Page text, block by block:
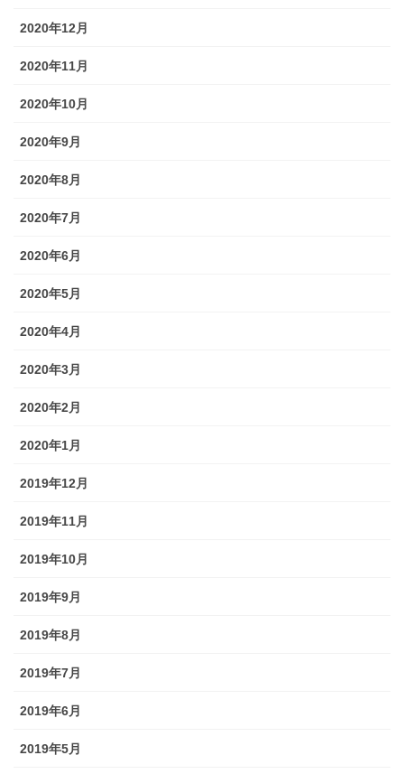
2020年12月
2020年11月
2020年10月
2020年9月
2020年8月
2020年7月
2020年6月
2020年5月
2020年4月
2020年3月
2020年2月
2020年1月
2019年12月
2019年11月
2019年10月
2019年9月
2019年8月
2019年7月
2019年6月
2019年5月